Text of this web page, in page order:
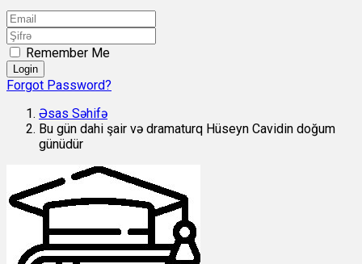
Remember Me
Login
Forgot Password?
Əsas Səhifə
Bu gün dahi şair və dramaturq Hüseyn Cavidin doğum
günüdür